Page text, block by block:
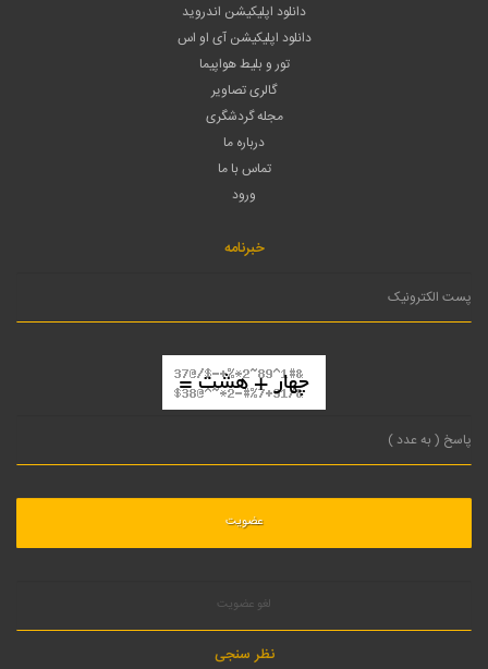
دانلود اپلیکیشن اندروید
دانلود اپلیکیشن آی او اس
تور و بلیط هواپیما
گالری تصاویر
مجله گردشگری
درباره ما
تماس با ما
ورود
خبرنامه
لغو عضویت
نظر سنجی